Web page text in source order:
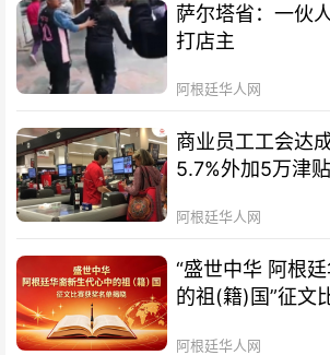
萨尔塔省：一伙
打店主
阿根廷华人网
商业员工工会达
5.7%外加5万津贴
阿根廷华人网
“盛世中华 阿根
的祖(籍)国”征文
阿根廷华人网